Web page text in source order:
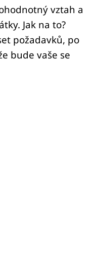
vztah a
Jak na to?
požadavků, po
bude vaše se